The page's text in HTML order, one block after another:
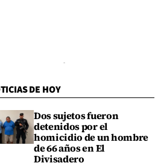
DE HOY
Dos sujetos fueron
detenidos por el
homicidio de un hombre
de 66 años en El
Divisadero